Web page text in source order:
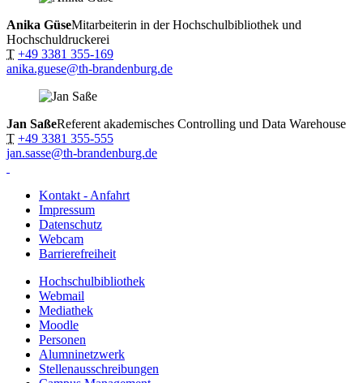
Anika GüseMitarbeiterin in der Hochschulbibliothek und
Hochschuldruckerei
T +49 3381 355-169
anika.guese@th-brandenburg.de
Jan SaßeReferent akademisches Controlling und Data Warehouse
T +49 3381 355-555
jan.sasse@th-brandenburg.de
Kontakt - Anfahrt
Impressum
Datenschutz
Webcam
Barrierefreiheit
Hochschulbibliothek
Webmail
Mediathek
Moodle
Personen
Alumninetzwerk
Stellenausschreibungen